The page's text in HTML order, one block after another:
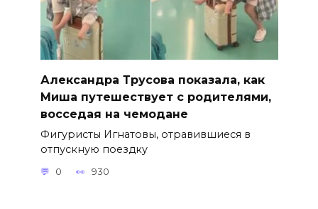
Александра Трусова показала, как
Миша путешествует с родителями,
восседая на чемодане
Фигуристы Игнатовы, отравившиеся в
отпускную поездку
0 930